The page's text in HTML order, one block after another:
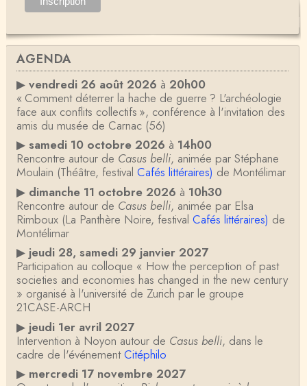
AGENDA
▶ vendredi 26 août 2026 à 20h00
« Comment déterrer la hache de guerre ? L'archéologie
face aux conflits collectifs », conférence à l'invitation des
amis du musée de Carnac (56)
▶ samedi 10 octobre 2026 à 14h00
Rencontre autour de Casus belli, animée par Stéphane
Moulain (Théâtre, festival Cafés littéraires) de Montélimar
▶ dimanche 11 octobre 2026 à 10h30
Rencontre autour de Casus belli, animée par Elsa
Rimboux (La Panthère Noire, festival Cafés littéraires) de
Montélimar
▶ jeudi 28, samedi 29 janvier 2027
Participation au colloque « How the perception of past
societies and economies has changed in the new century
» organisé à l'université de Zurich par le groupe
21CASE-ARCH
▶ jeudi 1er avril 2027
Intervention à Noyon autour de Casus belli, dans le
cadre de l'événementCitéphilo
▶ mercredi 17 novembre 2027